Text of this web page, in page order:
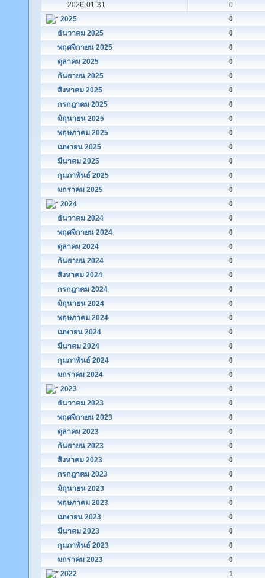
2026-01-31
0
2025
0
ธันวาคม 2025
0
พฤศจิกายน 2025
0
ตุลาคม 2025
0
กันยายน 2025
0
สิงหาคม 2025
0
กรกฎาคม 2025
0
มิถุนายน 2025
0
พฤษภาคม 2025
0
เมษายน 2025
0
มีนาคม 2025
0
กุมภาพันธ์ 2025
0
มกราคม 2025
0
2024
0
ธันวาคม 2024
0
พฤศจิกายน 2024
0
ตุลาคม 2024
0
กันยายน 2024
0
สิงหาคม 2024
0
กรกฎาคม 2024
0
มิถุนายน 2024
0
พฤษภาคม 2024
0
เมษายน 2024
0
มีนาคม 2024
0
กุมภาพันธ์ 2024
0
มกราคม 2024
0
2023
0
ธันวาคม 2023
0
พฤศจิกายน 2023
0
ตุลาคม 2023
0
กันยายน 2023
0
สิงหาคม 2023
0
กรกฎาคม 2023
0
มิถุนายน 2023
0
พฤษภาคม 2023
0
เมษายน 2023
0
มีนาคม 2023
0
กุมภาพันธ์ 2023
0
มกราคม 2023
0
2022
1